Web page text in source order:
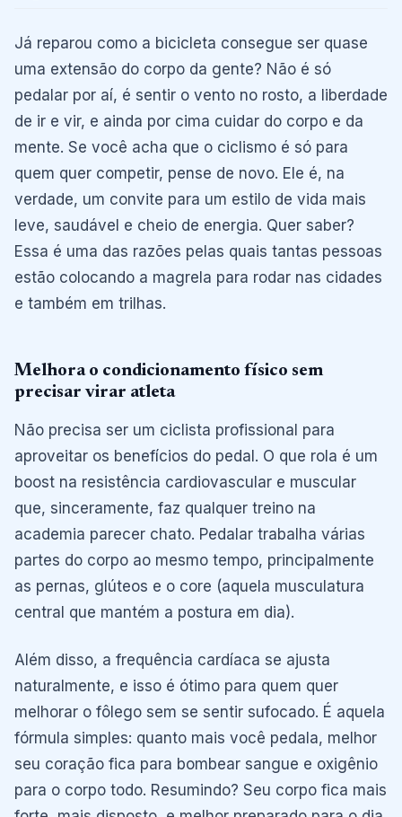
Já reparou como a bicicleta consegue ser quase
uma extensão do corpo da gente? Não é só
pedalar por aí, é sentir o vento no rosto, a liberdade
de ir e vir, e ainda por cima cuidar do corpo e da
mente. Se você acha que o ciclismo é só para
quem quer competir, pense de novo. Ele é, na
verdade, um convite para um estilo de vida mais
leve, saudável e cheio de energia. Quer saber?
Essa é uma das razões pelas quais tantas pessoas
estão colocando a magrela para rodar nas cidades
e também em trilhas.
Melhora o condicionamento físico sem
precisar virar atleta
Não precisa ser um ciclista profissional para
aproveitar os benefícios do pedal. O que rola é um
boost na resistência cardiovascular e muscular
que, sinceramente, faz qualquer treino na
academia parecer chato. Pedalar trabalha várias
partes do corpo ao mesmo tempo, principalmente
as pernas, glúteos e o core (aquela musculatura
central que mantém a postura em dia).
Além disso, a frequência cardíaca se ajusta
naturalmente, e isso é ótimo para quem quer
melhorar o fôlego sem se sentir sufocado. É aquela
fórmula simples: quanto mais você pedala, melhor
seu coração fica para bombear sangue e oxigênio
para o corpo todo. Resumindo? Seu corpo fica mais